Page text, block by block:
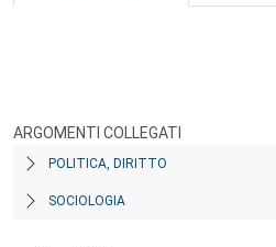
ARGOMENTI COLLEGATI
POLITICA, DIRITTO
SOCIOLOGIA